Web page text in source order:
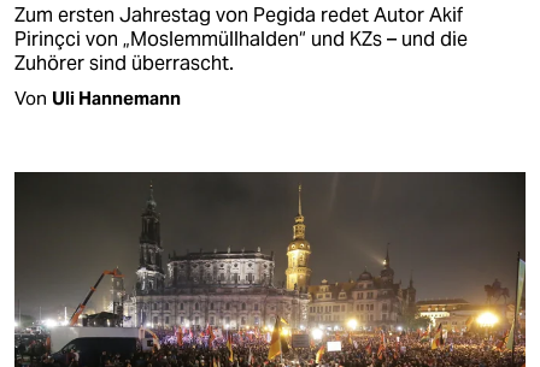
Zum ersten Jahrestag von Pegida redet Autor Akif
Pirinçci von „Moslemmüllhalden“ und KZs – und die
Zuhörer sind überrascht.
Von Uli Hannemann